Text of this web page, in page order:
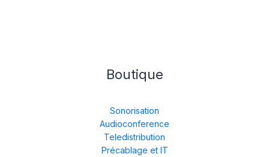
Boutique
Sonorisation
Audioconference
Teledistribution
Précablage et IT